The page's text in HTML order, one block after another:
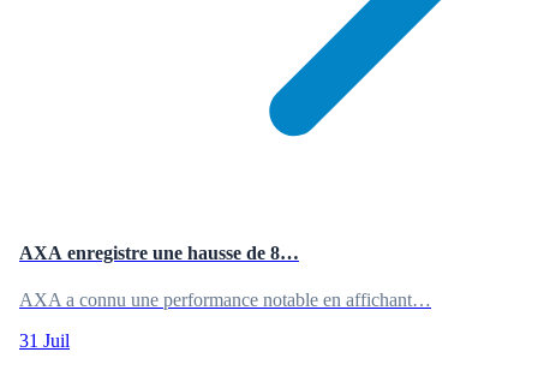
AXA enregistre une hausse de 8…
AXA a connu une performance notable en affichant…
31 Juil